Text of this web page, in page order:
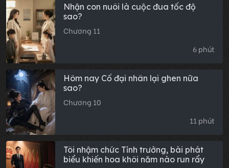
Nhận con nuôi là cuộc đua tốc độ
sao?
Chương 11
6 phút
Hôm nay Cố đại nhân lại ghen nữa
sao?
Chương 10
11 phút
Tôi nhậm chức Tỉnh trưởng, bài phát
biểu khiến hoa khôi năm nào run rẩy